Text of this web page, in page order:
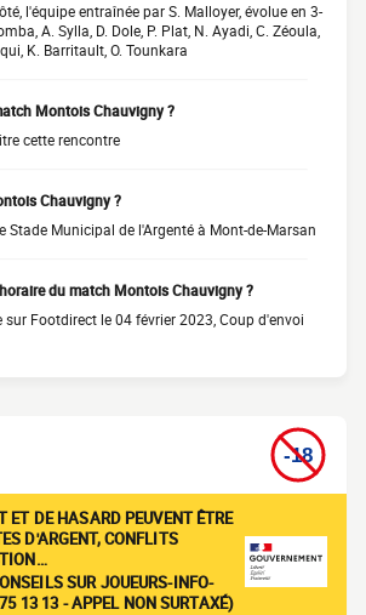
l'équipe entraînée par S. Malloyer, évolue en 3-
A. Sylla, D. Dole, P. Plat, N. Ayadi, C. Zéoula,
K. Barritault, O. Tounkara
Montois Chauvigny ?
cette rencontre
Chauvigny ?
Stade Municipal de l'Argenté à Mont-de-Marsan
du match Montois Chauvigny ?
sur Footdirect le 04 février 2023, Coup d'envoi
ET DE HASARD PEUVENT ÊTRE
D'ARGENT, CONFLITS
SUR JOUEURS-INFO-
13 13 - APPEL NON SURTAXÉ)